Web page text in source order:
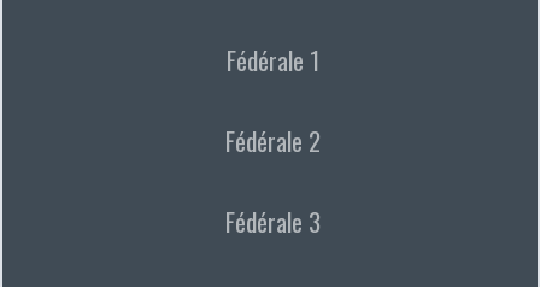
Fédérale 1
Fédérale 2
Fédérale 3